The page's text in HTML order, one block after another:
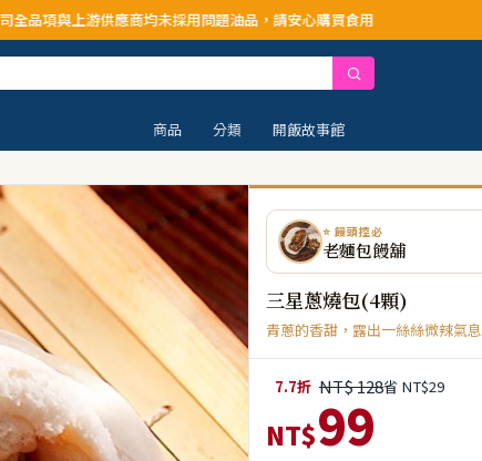
均未採用問題油品，請安心購買食用
商品 分類 開飯故事館
⭐ 饅頭控必
老麵包饅舖
三星蔥燒包(4顆)
青蔥的香甜，露出一絲絲微辣氣息
7.7折 NT$ 128省 NT$29
NT$99